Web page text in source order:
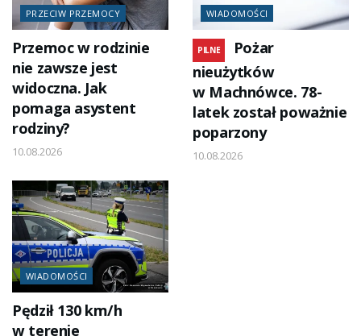
PRZECIW PRZEMOCY
Przemoc w rodzinie
nie zawsze jest
widoczna. Jak
pomaga asystent
rodziny?
10.08.2026
WIADOMOŚCI
PILNE
Pożar
nieużytków
w Machnówce. 78-
latek został poważnie
poparzony
10.08.2026
WIADOMOŚCI
Pędził 130 km/h
w terenie